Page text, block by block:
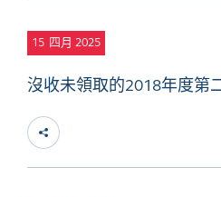
15 四月 2025
沒收未領取的2018年度第